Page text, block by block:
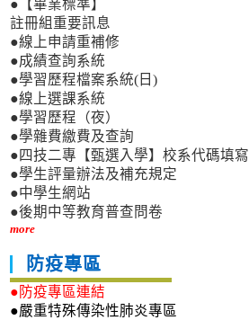
●【畢業標準】
註冊組重要訊息
●線上申請重補修
●成績查詢系統
●學習歷程檔案系統(日)
●線上選課系統
●學習歷程（夜）
●學雜費繳費及查詢
●四技二專【甄選入學】校系代碼填寫
●學生評量辦法及補充規定
●中學生網站
●後期中等教育普查問卷
more
防疫專區
●防疫專區連結
●嚴重特殊傳染性肺炎專區